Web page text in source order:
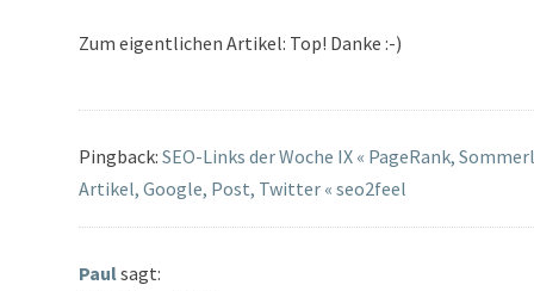
Zum eigentlichen Artikel: Top! Danke :-)
Pingback: SEO-Links der Woche IX « PageRank,
Artikel, Google, Post, Twitter « seo2feel
Paulsagt: